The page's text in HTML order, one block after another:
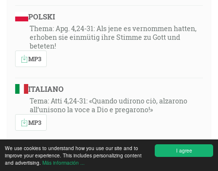
I agree
We use cookies to understand how you use our site and to
improve your experience. This includes personalizing content
and advertising. Más información ...
POLSKI
Thema: Apg. 4,24-31: Als jene es vernommen hatten,
erhoben sie einmütig ihre Stimme zu Gott und
beteten!
MP3
ITALIANO
Tema: Atti 4,24-31: «Quando udirono ciò, alzarono
all’unisono la voce a Dio e pregarono!»
MP3
ROMÂNA
Tema din Faptele Apostolilor 4:24 - 31 Cand au auzit ei